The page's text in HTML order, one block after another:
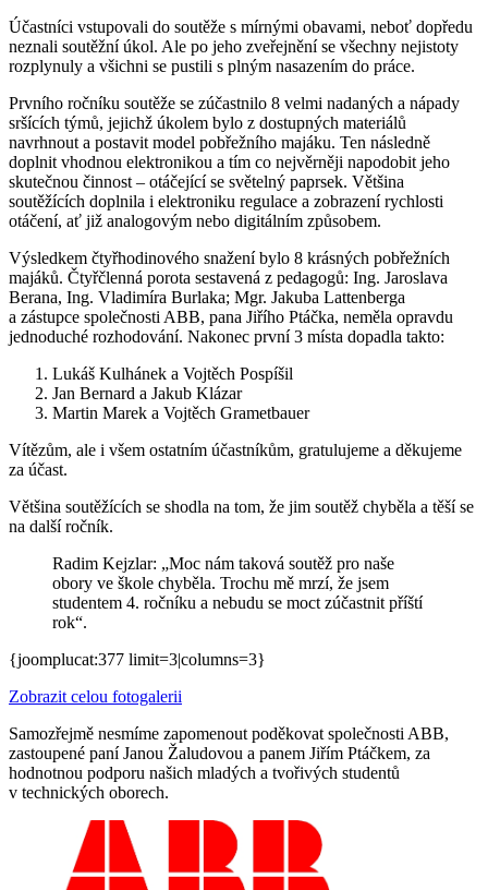
Účastníci vstupovali do soutěže s mírnými obavami, neboť dopředu
neznali soutěžní úkol. Ale po jeho zveřejnění se všechny nejistoty
rozplynuly a všichni se pustili s plným nasazením do práce.
Prvního ročníku soutěže se zúčastnilo 8 velmi nadaných a nápady
sršících týmů, jejichž úkolem bylo z dostupných materiálů
navrhnout a postavit model pobřežního majáku. Ten následně
doplnit vhodnou elektronikou a tím co nejvěrněji napodobit jeho
skutečnou činnost – otáčející se světelný paprsek. Většina
soutěžících doplnila i elektroniku regulace a zobrazení rychlosti
otáčení, ať již analogovým nebo digitálním způsobem.
Výsledkem čtyřhodinového snažení bylo 8 krásných pobřežních
majáků. Čtyřčlenná porota sestavená z pedagogů: Ing. Jaroslava
Berana, Ing. Vladimíra Burlaka; Mgr. Jakuba Lattenberga
a zástupce společnosti ABB, pana Jiřího Ptáčka, neměla opravdu
jednoduché rozhodování. Nakonec první 3 místa dopadla takto:
Lukáš Kulhánek a Vojtěch Pospíšil
Jan Bernard a Jakub Klázar
Martin Marek a Vojtěch Grametbauer
Vítězům, ale i všem ostatním účastníkům, gratulujeme a děkujeme
za účast.
Většina soutěžících se shodla na tom, že jim soutěž chyběla a těší se
na další ročník.
Radim Kejzlar: „Moc nám taková soutěž pro naše
obory ve škole chyběla. Trochu mě mrzí, že jsem
studentem 4. ročníku a nebudu se moct zúčastnit příští
rok“.
{joomplucat:377 limit=3|columns=3}
Zobrazit celou fotogalerii
Samozřejmě nesmíme zapomenout poděkovat společnosti ABB,
zastoupené paní Janou Žaludovou a panem Jiřím Ptáčkem, za
hodnotnou podporu našich mladých a tvořivých studentů
v technických oborech.